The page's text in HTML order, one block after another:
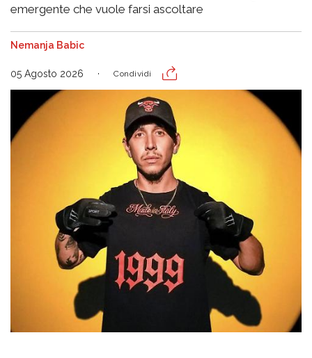
emergente che vuole farsi ascoltare
Nemanja Babic
05 Agosto 2026 Condividi